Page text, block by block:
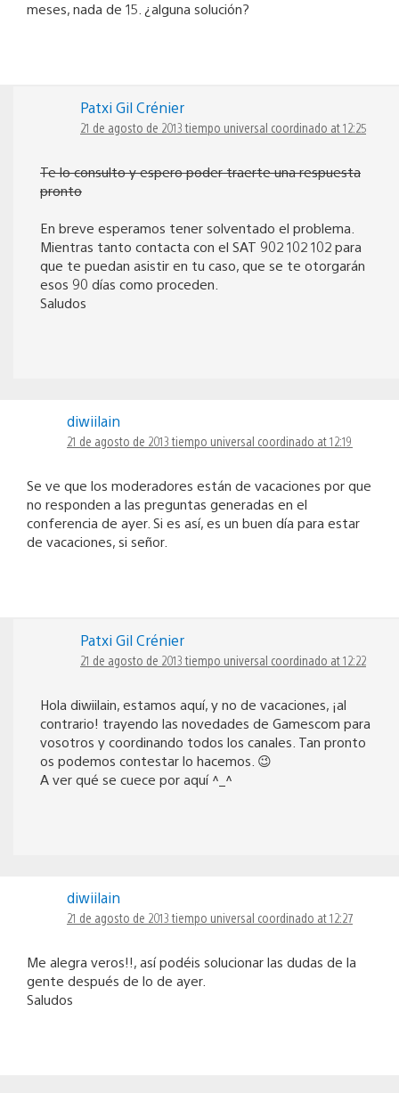
meses, nada de 15. ¿alguna solución?
Patxi Gil Crénier
21 de agosto de 2013 tiempo universal coordinado at 12:25
Te lo consulto y espero poder traerte una respuesta
pronto
En breve esperamos tener solventado el problema.
Mientras tanto contacta con el SAT 902 102 102 para
que te puedan asistir en tu caso, que se te otorgarán
esos 90 días como proceden.
Saludos
diwiilain
21 de agosto de 2013 tiempo universal coordinado at 12:19
Se ve que los moderadores están de vacaciones por que
no responden a las preguntas generadas en el
conferencia de ayer. Si es así, es un buen día para estar
de vacaciones, si señor.
Patxi Gil Crénier
21 de agosto de 2013 tiempo universal coordinado at 12:22
Hola diwiilain, estamos aquí, y no de vacaciones, ¡al
contrario! trayendo las novedades de Gamescom para
vosotros y coordinando todos los canales. Tan pronto
os podemos contestar lo hacemos. 😉
A ver qué se cuece por aquí ^_^
diwiilain
21 de agosto de 2013 tiempo universal coordinado at 12:27
Me alegra veros!!, así podéis solucionar las dudas de la
gente después de lo de ayer.
Saludos